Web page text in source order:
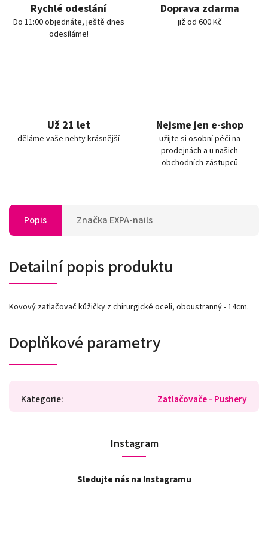
Rychlé odeslání
Do 11:00 objednáte, ještě dnes
odesíláme!
Doprava zdarma
již od 600 Kč
Už 21 let
děláme vaše nehty krásnější
Nejsme jen e-shop
užijte si osobní péči na
prodejnách a u našich
obchodních zástupců
Popis Značka EXPA-nails
Detailní popis produktu
Kovový zatlačovač kůžičky z chirurgické oceli, oboustranný - 14cm.
Doplňkové parametry
Kategorie: Zatlačovače - Pushery
Instagram
Sledujte nás na Instagramu